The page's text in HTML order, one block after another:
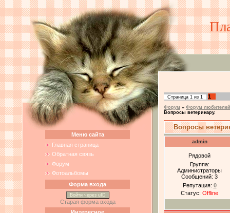
Меню сайта
Главная страница
Обратная связь
Форум
Фотоальбомы
Форма входа
Войти через uID
Старая форма входа
Интересное
Страница 1 из 1 1
Форум » Форум
Вопросы ветеринару.
Вопросы
admin
Рядовой
Группа:
Администраторы
Сообщений: 3
Репутация: 0
Статус: Offline